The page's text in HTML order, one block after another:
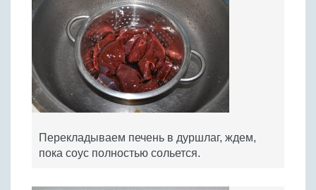
Перекладываем печень в дуршлаг, ждем,
пока соус полностью сольется.